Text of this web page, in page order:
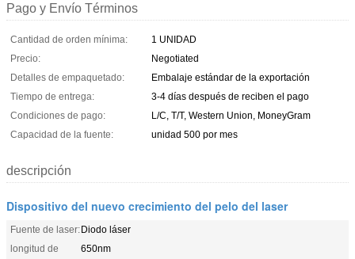
Pago y Envío Términos
Cantidad de orden mínima:
1 UNIDAD
Precio:
Negotiated
Detalles de empaquetado:
Embalaje estándar de la exportación
Tiempo de entrega:
3-4 días después de reciben el pago
Condiciones de pago:
L/C, T/T, Western Union, MoneyGram
Capacidad de la fuente:
unidad 500 por mes
descripción
Dispositivo del nuevo crecimiento del pelo del laser
Fuente de laser:Diodo láser
longitud de
650nm